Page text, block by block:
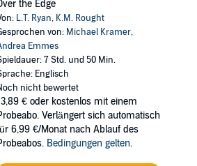
the Edge
L.T. Ryan, K.M. Rought
von: Michael Kramer,
Emmes
7 Std. und 50 Min.
Englisch
nicht bewertet
€ oder kostenlos mit einem
Verlängert sich automatisch
6,99 €/Monat nach Ablauf des
Bedingungen gelten.